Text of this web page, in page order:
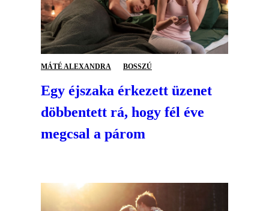
MÁTÉ ALEXANDRA BOSSZÚ
Egy éjszaka érkezett üzenet
döbbentett rá, hogy fél éve
megcsal a párom